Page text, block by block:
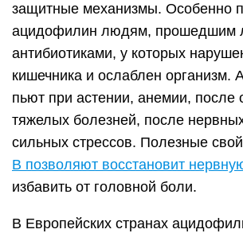
защитные механизмы. Особенно
ацидофилин людям, прошедшим
антибиотиками, у которых
кишечника и ослаблен организм.
пьют при астении, анемии, после
тяжелых болезней, после
сильных стрессов. Полезные
В позволяют восстановит
избавить от головной боли.
В Европейских странах